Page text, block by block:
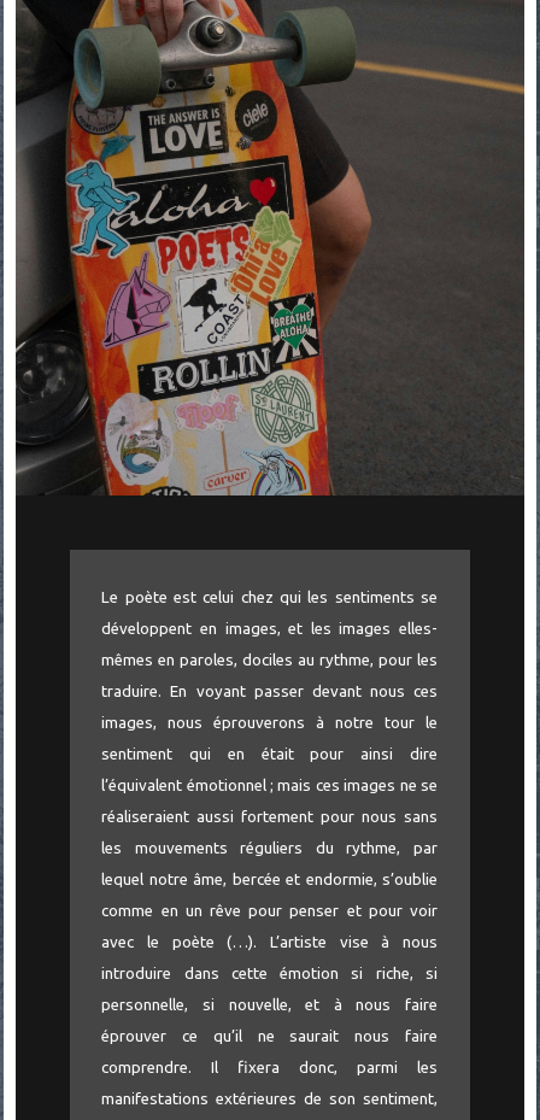
Le poète est celui chez qui les sentiments se
développent en images, et les images elles-
mêmes en paroles, dociles au rythme, pour les
traduire. En voyant passer devant nous ces
images, nous éprouverons à notre tour le
sentiment qui en était pour ainsi dire
l’équivalent émotionnel ; mais ces images ne se
réaliseraient aussi fortement pour nous sans
les mouvements réguliers du rythme, par
lequel notre âme, bercée et endormie, s’oublie
comme en un rêve pour penser et pour voir
avec le poète (…). L’artiste vise à nous
introduire dans cette émotion si riche, si
personnelle, si nouvelle, et à nous faire
éprouver ce qu’il ne saurait nous faire
comprendre. Il fixera donc, parmi les
manifestations extérieures de son sentiment,